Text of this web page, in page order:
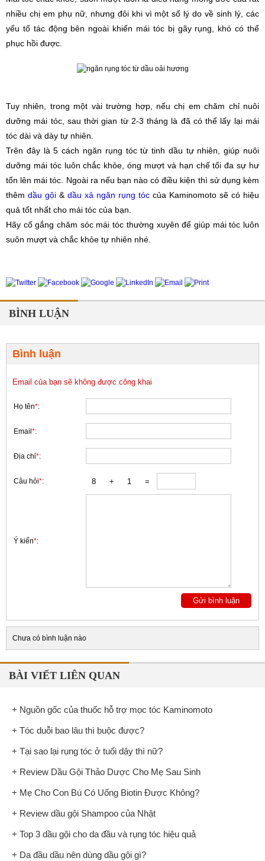
nhiều chị em phụ nữ, nhưng đôi khi vì một số lý do về sinh lý, các
yếu tố tác động bên ngoài khiến mái tóc bị gãy rụng, khó có thể
phục hồi được.
Tuy nhiên, trong một vài trường hợp, nếu chị em chăm chỉ nuôi
dưỡng mái tóc, sau thời gian từ 2-3 tháng là đã có thể lấy lại mái
tóc dài và dày tự nhiên.
Trên đây là 5 cách ngăn rụng tóc từ tinh dầu tự nhiên, giúp nuôi
dưỡng mái tóc luôn chắc khỏe, óng mượt và hạn chế tối đa sự hư
tổn lên mái tóc. Ngoài ra nếu bạn nào có điều kiện thì sử dụng kèm
thêm dầu gội & dầu xả ngăn rụng tóc của Kaminomoto sẽ có hiệu
quả tốt nhất cho mái tóc của bạn.
Hãy cố gắng chăm sóc mái tóc thường xuyên để giúp mái tóc luôn
suôn mượt và chắc khỏe tự nhiên nhé.
BÌNH LUẬN
Bình luận
Email của bạn sẽ không được công khai
Họ tên*:
Email *:
Địa chỉ*:
Câu hỏi*:
Ý kiến*:
Chưa có bình luận nào
BÀI VIẾT LIÊN QUAN
+ Nguồn gốc của thuốc hỗ trợ mọc tóc Kaminomoto
+ Tóc duỗi bao lâu thì buộc được?
+ Tại sao lại rụng tóc ở tuổi dậy thì nữ?
+ Review Dầu Gội Thảo Dược Cho Mẹ Sau Sinh
+ Mẹ Cho Con Bú Có Uống Biotin Được Không?
+ Review dầu gội Shampoo của Nhật
+ Top 3 dầu gội cho da đầu và rụng tóc hiệu quả
+ Da đầu dầu nên dùng dầu gội gì?